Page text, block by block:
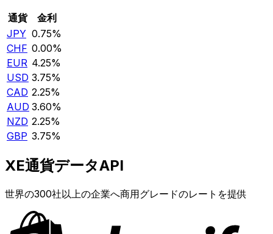
通貨
金利
JPY 0.75%
CHF 0.00%
EUR 4.25%
USD 3.75%
CAD 2.25%
AUD 3.60%
NZD 2.25%
GBP 3.75%
XE通貨データAPI
世界の300社以上の企業へ商用グレードのレートを提供